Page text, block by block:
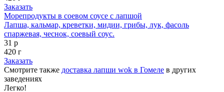
Заказать
Морепродукты в соевом соусе с лапшой
Лапша, кальмар, креветки, мидии, грибы, лук, фасоль
спаржевая, чеснок, соевый соус.
31 р
420 г
Заказать
Смотрите также доставка лапши wok в Гомеле в других
заведениях
Легко!